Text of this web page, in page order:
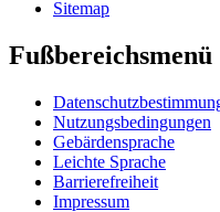
Sitemap
Fußbereichsmenü
Nutzungsbedingungen
Gebärdensprache
Leichte Sprache
Barrierefreiheit
Impressum